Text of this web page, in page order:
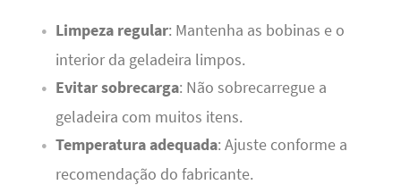
Limpeza regular: Mantenha as bobinas e o
interior da geladeira limpos.
Evitar sobrecarga: Não sobrecarregue a
geladeira com muitos itens.
Temperatura adequada: Ajuste conforme a
recomendação do fabricante.